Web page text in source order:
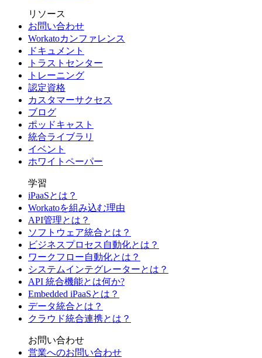
リソース
お問い合わせ
Workatoカンファレンス
ドキュメント
トラストセンター
トレーニング
認定資格
カスタマーサクセス
ブログ
ポッドキャスト
統合ライブラリ
イベント
ホワイトペーパー
学習
iPaaSとは？
Workatoを組み込む理由
API管理とは？
ソフトウェア統合とは？
ビジネスプロセス自動化とは？
ワークフロー自動化とは？
システムインテグレーターとは？
API 統合機能とは何か?
Embedded iPaaSとは？
データ統合とは？
クラウド統合連携とは？
お問い合わせ
営業へのお問い合わせ